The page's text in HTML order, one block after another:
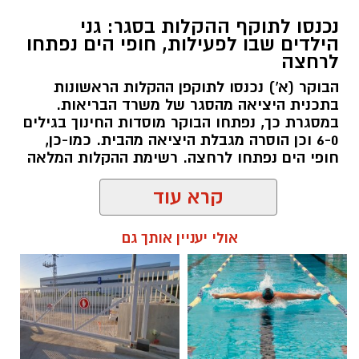
נכנסו לתוקף ההקלות בסגר: גני
הילדים שבו לפעילות, חופי הים נפתחו
לרחצה
הבוקר (א') נכנסו לתוקפן ההקלות הראשונות
בתכנית היציאה מהסגר של משרד הבריאות.
במסגרת כך, נפתחו הבוקר מוסדות החינוך בגילים
6-0 וכן הוסרה מגבלת היציאה מהבית. כמו-כן,
חופי הים נפתחו לרחצה. רשימת ההקלות המלאה
שמואל סרדינס / 10:23 18.10.20
קרא עוד
אולי יעניין אותך גם